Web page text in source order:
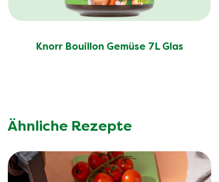
Knorr Bouillon Gemüse 7L Glas
Ähnliche Rezepte